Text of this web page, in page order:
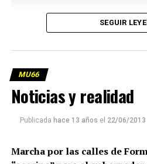
SEGUIR
MU66
Noticias y realidad
Publicada hace 13 años el 22/06/2013
Marcha por las calles de